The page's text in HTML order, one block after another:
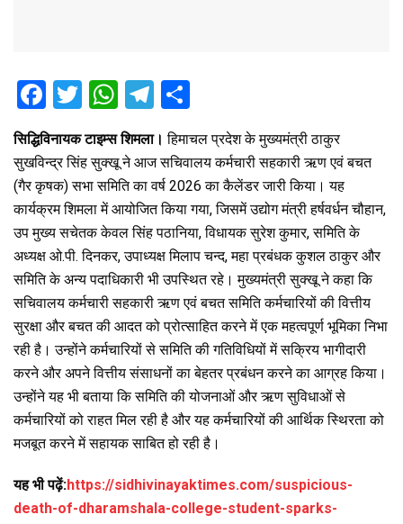
F
a
ce
b
o
o
k
T
tt
er
W
h
at
s
A
p
p
T
el
e
gr
a
m
ar
e
सिद्धिविनायक टाइम्स शिमला।हिमाचल प्रदेश के मुख्यमंत्री ठाकुर
सुखविन्द्र सिंह सुक्खू ने आज सचिवालय कर्मचारी सहकारी ऋण एवं बचत
(गैर कृषक) सभा समिति का वर्ष 2026 का कैलेंडर जारी किया। यह
कार्यक्रम शिमला में आयोजित किया गया, जिसमें उद्योग मंत्री हर्षवर्धन चौहान,
उप मुख्य सचेतक केवल सिंह पठानिया, विधायक सुरेश कुमार, समिति के
अध्यक्ष ओ.पी. दिनकर, उपाध्यक्ष मिलाप चन्द, महा प्रबंधक कुशल ठाकुर और
समिति के अन्य पदाधिकारी भी उपस्थित रहे। मुख्यमंत्री सुक्खू ने कहा कि
सचिवालय कर्मचारी सहकारी ऋण एवं बचत समिति कर्मचारियों की वित्तीय
सुरक्षा और बचत की आदत को प्रोत्साहित करने में एक महत्वपूर्ण भूमिका निभा
रही है। उन्होंने कर्मचारियों से समिति की गतिविधियों में सक्रिय भागीदारी
करने और अपने वित्तीय संसाधनों का बेहतर प्रबंधन करने का आग्रह किया।
उन्होंने यह भी बताया कि समिति की योजनाओं और ऋण सुविधाओं से
कर्मचारियों को राहत मिल रही है और यह कर्मचारियों की आर्थिक स्थिरता को
मजबूत करने में सहायक साबित हो रही है।
यह भी पढ़ें:https://sidhivinayaktimes.com/suspicious-
death-of-dharamshala-college-student-sparks-